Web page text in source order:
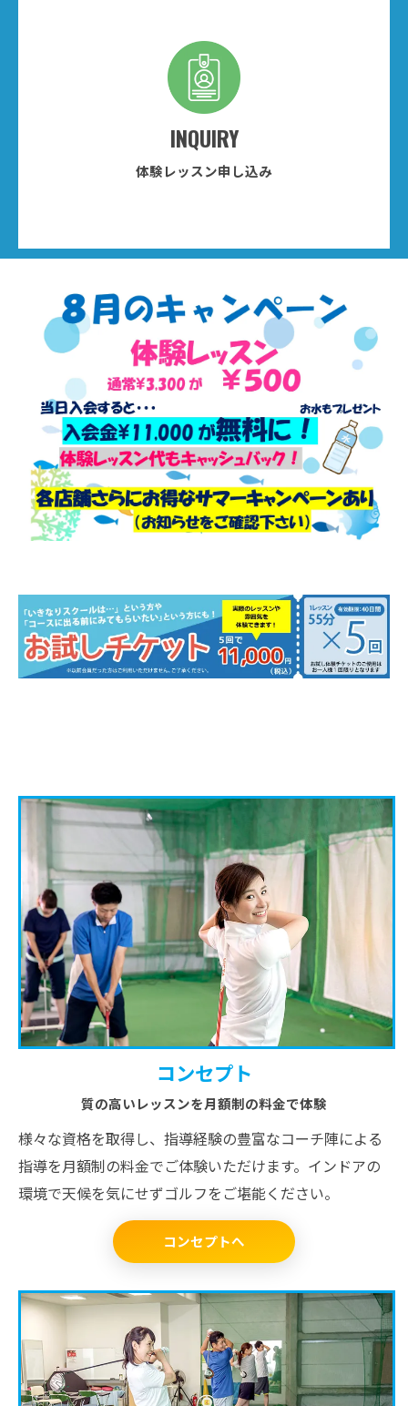
INQUIRY
体験レッスン申し込み
コンセプト
質の高いレッスンを月額制の料金で体験
様々な資格を取得し、指導経験の豊富なコーチ陣による
指導を月額制の料金でご体験いただけます。インドアの
環境で天候を気にせずゴルフをご堪能ください。
コンセプトへ